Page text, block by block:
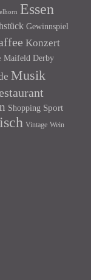
Essen
Gewinnspiel
Konzert
Maifeld Derby
Musik
Shopping Sport
Vintage Wein